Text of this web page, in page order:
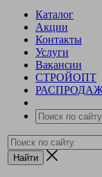
Каталог
Акции
Контакты
Услуги
Вакансии
СТРОЙОПТ